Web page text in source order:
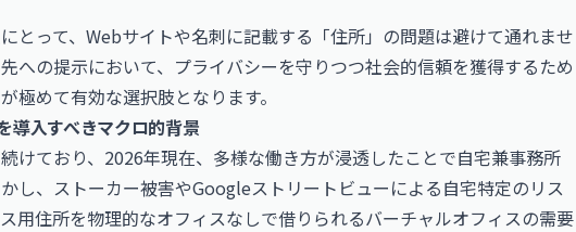
とって、Webサイトや名刺に記載する「住所」の問題は避けて通れませ
への提示において、プライバシーを守りつつ社会的信頼を獲得するため
極めて有効な選択肢となります。
導入すべきマクロ的背景
けており、2026年現在、多様な働き方が浸透したことで自宅兼事務所
し、ストーカー被害やGoogleストリートビューによる自宅特定のリス
用住所を物理的なオフィスなしで借りられるバーチャルオフィスの需要